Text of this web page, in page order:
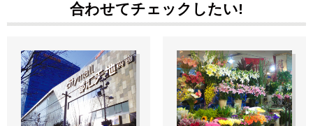
合わせてチェックしたい!